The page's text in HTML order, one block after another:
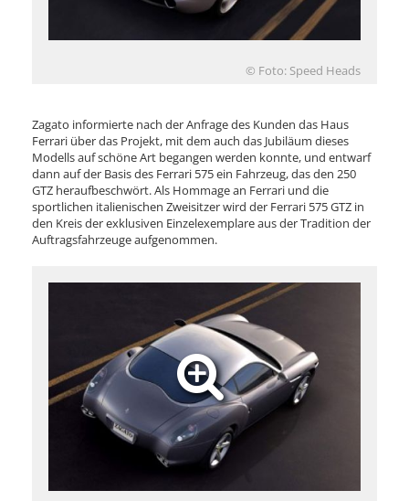
© Foto: Speed Heads
Zagato informierte nach der Anfrage des Kunden das Haus
Ferrari über das Projekt, mit dem auch das Jubiläum dieses
Modells auf schöne Art begangen werden konnte, und entwarf
dann auf der Basis des Ferrari 575 ein Fahrzeug, das den 250
GTZ heraufbeschwört. Als Hommage an Ferrari und die
sportlichen italienischen Zweisitzer wird der Ferrari 575 GTZ in
den Kreis der exklusiven Einzelexemplare aus der Tradition der
Auftragsfahrzeuge aufgenommen.